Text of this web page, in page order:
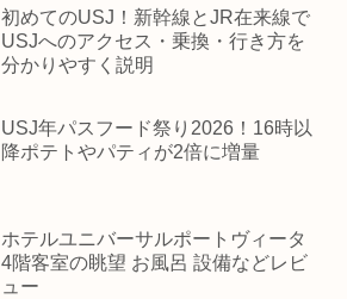
初めてのUSJ！新幹線とJR在来線で
USJへのアクセス・乗換・行き方を
分かりやすく説明
USJ年パスフード祭り2026！16時以
降ポテトやパティが2倍に増量
ホテルユニバーサルポートヴィータ
4階客室の眺望 お風呂 設備などレビ
ュー